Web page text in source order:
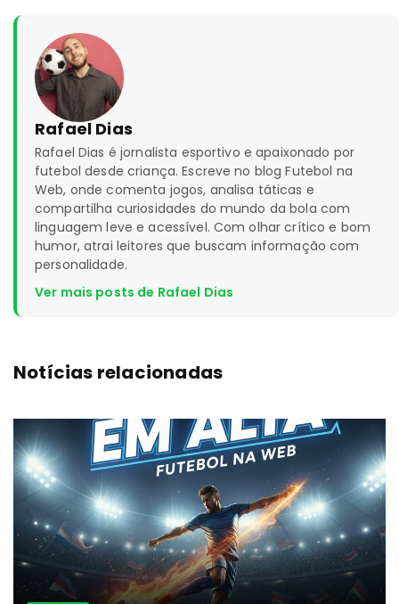
Rafael Dias
Rafael Dias é jornalista esportivo e apaixonado por
futebol desde criança. Escreve no blog Futebol na
Web, onde comenta jogos, analisa táticas e
compartilha curiosidades do mundo da bola com
linguagem leve e acessível. Com olhar crítico e bom
humor, atrai leitores que buscam informação com
personalidade.
Ver mais posts de Rafael Dias
Notícias relacionadas